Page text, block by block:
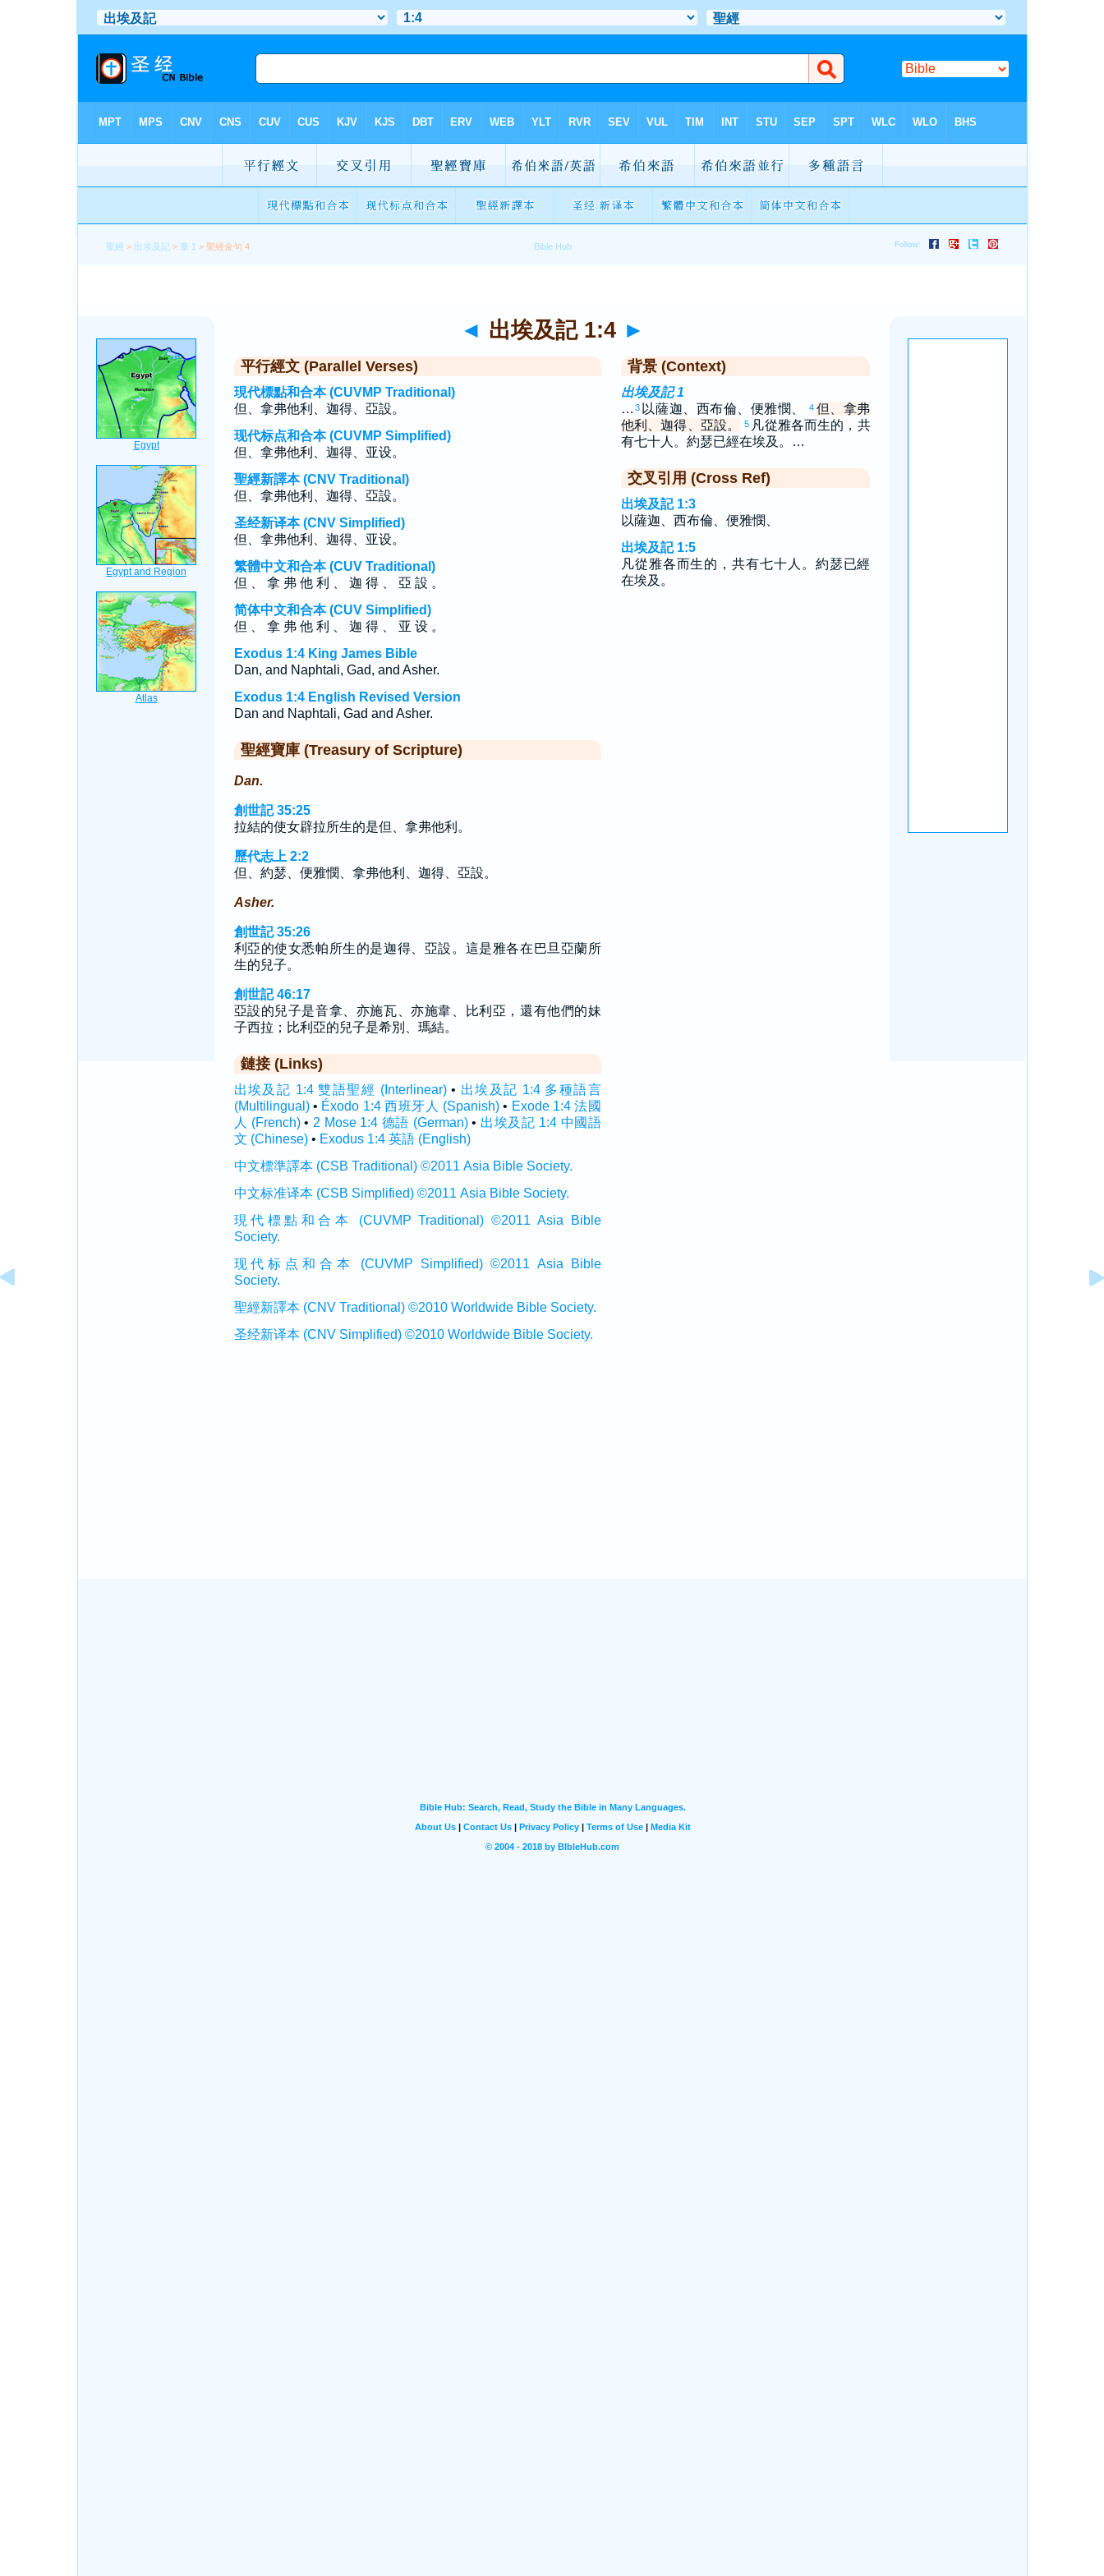
聖經 > 出埃及記 > 章 1 > 聖經金句 4
◄ 出埃及記 1:4 ►
平行經文 (Parallel Verses)
現代標點和合本 (CUVMP Traditional)
但、拿弗他利、迦得、亞設。
现代标点和合本 (CUVMP Simplified)
但、拿弗他利、迦得、亚设。
聖經新譯本 (CNV Traditional)
但、拿弗他利、迦得、亞設。
圣经新译本 (CNV Simplified)
但、拿弗他利、迦得、亚设。
繁體中文和合本 (CUV Traditional)
但 、 拿 弗 他 利 、 迦 得 、 亞 設 。
简体中文和合本 (CUV Simplified)
但 、 拿 弗 他 利 、 迦 得 、 亚 设 。
Exodus 1:4 King James Bible
Dan, and Naphtali, Gad, and Asher.
Exodus 1:4 English Revised Version
Dan and Naphtali, Gad and Asher.
聖經寶庫 (Treasury of Scripture)
Dan.
創世記 35:25
拉結的使女辟拉所生的是但、拿弗他利。
歷代志上 2:2
但、約瑟、便雅憫、拿弗他利、迦得、亞設。
Asher.
創世記 35:26
利亞的使女悉帕所生的是迦得、亞設。這是雅各在巴旦亞蘭所
生的兒子。
創世記 46:17
亞設的兒子是音拿、亦施瓦、亦施韋、比利亞，還有他們的妹
子西拉；比利亞的兒子是希別、瑪結。
鏈接 (Links)
出埃及記 1:4 雙語聖經 (Interlinear)• 出埃及記 1:4 多種語言
(Multilingual)• Éxodo 1:4 西班牙人 (Spanish)• Exode 1:4 法國
人 (French)• 2 Mose 1:4 德語 (German)• 出埃及記 1:4 中國語
文 (Chinese)• Exodus 1:4 英語 (English)
中文標準譯本 (CSB Traditional) ©2011 Asia Bible Society.
中文标准译本 (CSB Simplified) ©2011 Asia Bible Society.
現代標點和合本 (CUVMP Traditional) ©2011 Asia Bible
Society.
现代标点和合本 (CUVMP Simplified) ©2011 Asia Bible
Society.
聖經新譯本 (CNV Traditional) ©2010 Worldwide Bible Society.
圣经新译本 (CNV Simplified) ©2010 Worldwide Bible Society.
背景 (Context)
出埃及記 1
… 3 以薩迦、西布倫、便雅憫、 4 但、拿弗
他利、迦得、亞設。
5 凡從雅各而生的，共
有七十人。約瑟已經在埃及。…
交叉引用 (Cross Ref)
出埃及記 1:3
以薩迦、西布倫、便雅憫、
出埃及記 1:5
凡從雅各而生的，共有七十人。約瑟已經
在埃及。